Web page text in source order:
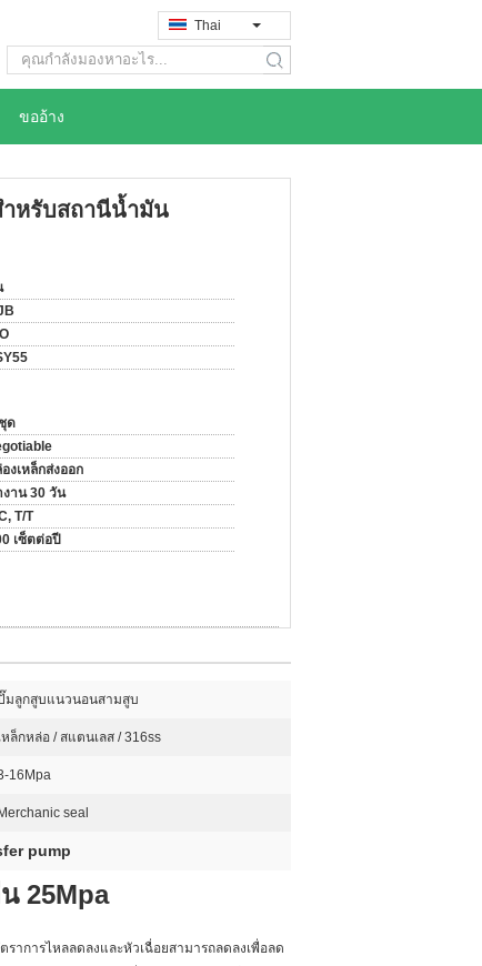
Thai
search
ขออ้าง
ำหรับสถานีน้ำมัน
ด
งเหล็กส่งออก
งาน 30 วัน
T/T
เซ็ตต่อปี
มลูกสูบแนวนอนสามสูบ
หล็กหล่อ / สแตนเลส / 316ss
16Mpa
Merchanic seal
pump
25Mpa
าการไหลลดลงและหัวเฉื่อยสามารถลดลงเพื่อลด